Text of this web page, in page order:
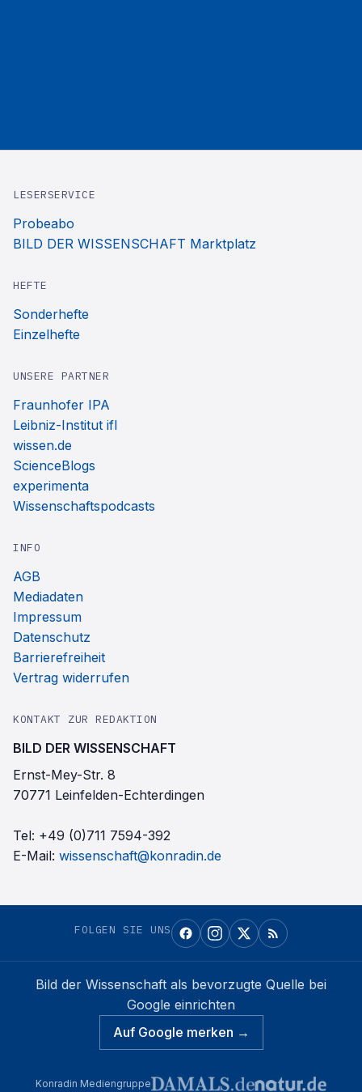
LESERSERVICE
Probeabo
BILD DER WISSENSCHAFT Marktplatz
HEFTE
Sonderhefte
Einzelhefte
UNSERE PARTNER
Fraunhofer IPA
Leibniz-Institut ifl
wissen.de
ScienceBlogs
experimenta
Wissenschaftspodcasts
INFO
AGB
Mediadaten
Impressum
Datenschutz
Barrierefreiheit
Vertrag widerrufen
KONTAKT ZUR REDAKTION
BILD DER WISSENSCHAFT
Ernst-Mey-Str. 8
70771 Leinfelden-Echterdingen
Tel: +49 (0)711 7594-392
E-Mail: wissenschaft@konradin.de
FOLGEN SIE UNS
Bild der Wissenschaft als bevorzugte Quelle bei
Google einrichten
Auf Google merken →
Konradin Mediengruppe